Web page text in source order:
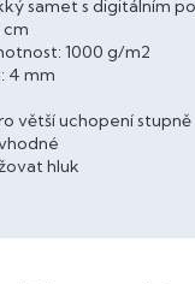
samet s digitálním
cm
1000 g/m2
4 mm
větší uchopení stupně
hluk